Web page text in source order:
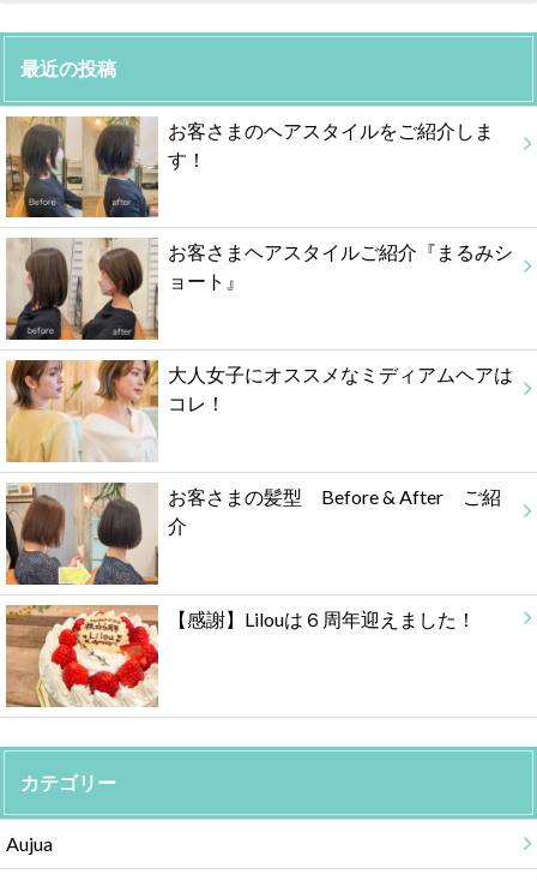
最近の投稿
お客さまのヘアスタイルをご紹介しま
す！
お客さまヘアスタイルご紹介『まるみシ
ョート』
大人女子にオススメなミディアムヘアは
コレ！
お客さまの髪型 Before & After ご紹
介
【感謝】Lilouは６周年迎えました！
カテゴリー
Aujua